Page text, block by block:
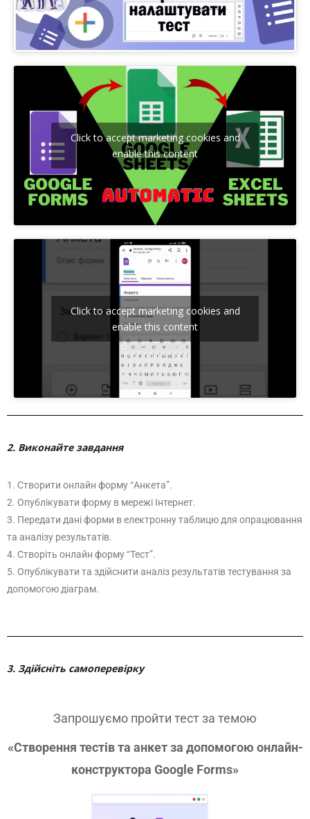
Click to accept marketing cookies and
enable this content
Click to accept marketing cookies and
enable this content
2. Виконайте завдання
1. Створити онлайн форму “Анкета”.
2. Опублікувати форму в мережі Інтернет.
3. Передати дані форми в електронну таблицю для опрацювання
та аналізу результатів.
4. Створіть онлайн форму “Тест”.
5. Опублікувати та здійснити аналіз результатів тестування за
допомогою діаграм.
3. Здійсніть самоперевірку
Запрошуємо пройти тест за темою
«Створення тестів та анкет за допомогою онлайн-
конструктора Google Forms»